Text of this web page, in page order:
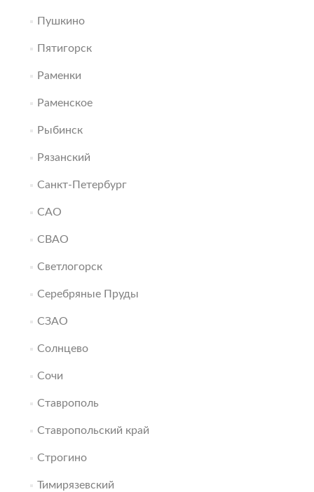
Пушкино
Пятигорск
Раменки
Раменское
Рыбинск
Рязанский
Санкт-Петербург
САО
СВАО
Светлогорск
Серебряные Пруды
СЗАО
Солнцево
Сочи
Ставрополь
Ставропольский край
Строгино
Тимирязевский